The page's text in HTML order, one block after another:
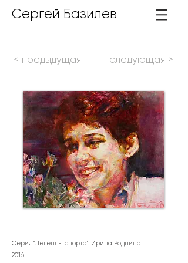
Сергей Базилев
< предыдущая следующая >
Серия "Легенды спорта". Ирина Роднина
2016